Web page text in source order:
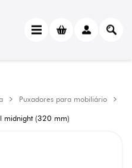
Puxadores para mobiliário
midnight (320 mm)